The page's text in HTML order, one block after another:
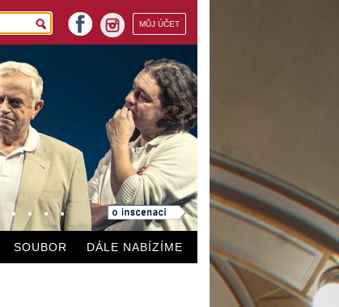
MŮJ ÚČET
instagram
facebook
SOUBOR DÁLE NABÍZÍME